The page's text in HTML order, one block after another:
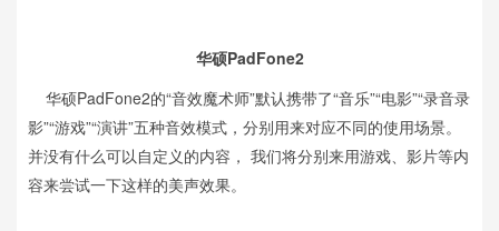
华硕PadFone2
华硕PadFone2的“音效魔术师”默认携带了“音乐”“电影”“录音录
影”“游戏”“演讲”五种音效模式，分别用来对应不同的使用场景。
并没有什么可以自定义的内容， 我们将分别来用游戏、影片等内
容来尝试一下这样的美声效果。